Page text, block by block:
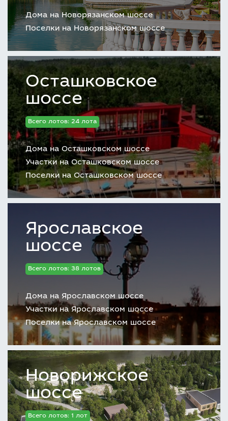
Дома на Новорязанском шоссе
Поселки на Новорязанском шоссе
Осташковское
шоссе
Всего лотов: 24 лота
Дома на Осташковском шоссе
Участки на Осташковском шоссе
Поселки на Осташковском шоссе
Ярославское
шоссе
Всего лотов: 38 лотов
Дома на Ярославском шоссе
Участки на Ярославском шоссе
Поселки на Ярославском шоссе
Новорижское
шоссе
Всего лотов: 1 лот